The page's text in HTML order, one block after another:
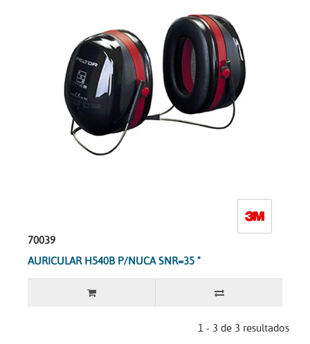
70039
AURICULAR H540B P/NUCA SNR=35 "
1 - 3 de 3 resultados